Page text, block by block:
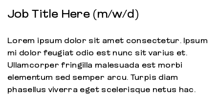
Job Title Here (m/w/d)
Lorem ipsum dolor sit amet consectetur. Ipsum
mi dolor feugiat odio est nunc sit varius et.
Ullamcorper fringilla malesuada est morbi
elementum sed semper arcu. Turpis diam
phasellus viverra eget scelerisque netus hac.